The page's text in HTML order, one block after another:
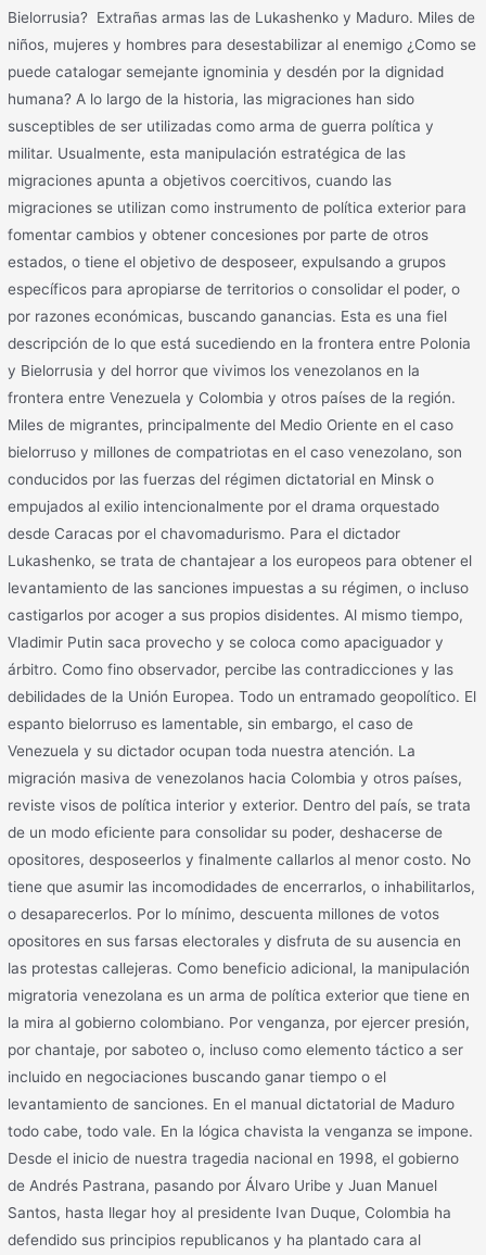
Bielorrusia? Extrañas armas las de Lukashenko y Maduro. Miles de
niños, mujeres y hombres para desestabilizar al enemigo ¿Como se
puede catalogar semejante ignominia y desdén por la dignidad
humana? A lo largo de la historia, las migraciones han sido
susceptibles de ser utilizadas como arma de guerra política y
militar. Usualmente, esta manipulación estratégica de las
migraciones apunta a objetivos coercitivos, cuando las
migraciones se utilizan como instrumento de política exterior para
fomentar cambios y obtener concesiones por parte de otros
estados, o tiene el objetivo de desposeer, expulsando a grupos
específicos para apropiarse de territorios o consolidar el poder, o
por razones económicas, buscando ganancias. Esta es una fiel
descripción de lo que está sucediendo en la frontera entre Polonia
y Bielorrusia y del horror que vivimos los venezolanos en la
frontera entre Venezuela y Colombia y otros países de la región.
Miles de migrantes, principalmente del Medio Oriente en el caso
bielorruso y millones de compatriotas en el caso venezolano, son
conducidos por las fuerzas del régimen dictatorial en Minsk o
empujados al exilio intencionalmente por el drama orquestado
desde Caracas por el chavomadurismo. Para el dictador
Lukashenko, se trata de chantajear a los europeos para obtener el
levantamiento de las sanciones impuestas a su régimen, o incluso
castigarlos por acoger a sus propios disidentes. Al mismo tiempo,
Vladimir Putin saca provecho y se coloca como apaciguador y
árbitro. Como fino observador, percibe las contradicciones y las
debilidades de la Unión Europea. Todo un entramado geopolítico. El
espanto bielorruso es lamentable, sin embargo, el caso de
Venezuela y su dictador ocupan toda nuestra atención. La
migración masiva de venezolanos hacia Colombia y otros países,
reviste visos de política interior y exterior. Dentro del país, se trata
de un modo eficiente para consolidar su poder, deshacerse de
opositores, desposeerlos y finalmente callarlos al menor costo. No
tiene que asumir las incomodidades de encerrarlos, o inhabilitarlos,
o desaparecerlos. Por lo mínimo, descuenta millones de votos
opositores en sus farsas electorales y disfruta de su ausencia en
las protestas callejeras. Como beneficio adicional, la manipulación
migratoria venezolana es un arma de política exterior que tiene en
la mira al gobierno colombiano. Por venganza, por ejercer presión,
por chantaje, por saboteo o, incluso como elemento táctico a ser
incluido en negociaciones buscando ganar tiempo o el
levantamiento de sanciones. En el manual dictatorial de Maduro
todo cabe, todo vale. En la lógica chavista la venganza se impone.
Desde el inicio de nuestra tragedia nacional en 1998, el gobierno
de Andrés Pastrana, pasando por Álvaro Uribe y Juan Manuel
Santos, hasta llegar hoy al presidente Ivan Duque, Colombia ha
defendido sus principios republicanos y ha plantado cara al